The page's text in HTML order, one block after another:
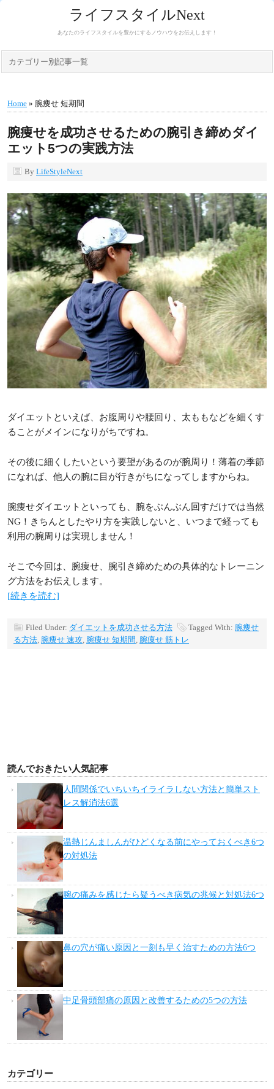
ライフスタイルNext
あなたのライフスタイルを豊かにするノウハウをお伝えします！
カテゴリー別記事一覧
Home » 腕痩せ 短期間
腕痩せを成功させるための腕引き締めダイ
エット5つの実践方法
By LifeStyleNext
ダイエットといえば、お腹周りや腰回り、太ももなどを細くす
ることがメインになりがちですね。
その後に細くしたいという要望があるのが腕周り！薄着の季節
になれば、他人の腕に目が行きがちになってしますからね。
腕痩せダイエットといっても、腕をぶんぶん回すだけでは当然
NG！きちんとしたやり方を実践しないと、いつまで経っても
利用の腕周りは実現しません！
そこで今回は、腕痩せ、腕引き締めための具体的なトレーニン
グ方法をお伝えします。
[続きを読む]
Filed Under: ダイエットを成功させる方法 Tagged With: 腕痩せ
る方法, 腕痩せ 速攻, 腕痩せ 短期間 , 腕痩せ 筋トレ
読んでおきたい人気記事
人間関係でいちいちイライラしない方法と簡単スト
レス解消法6選
温熱じんましんがひどくなる前にやっておくべき6つ
の対処法
腕の痛みを感じたら疑うべき病気の兆候と対処法6つ
鼻の穴が痛い原因と一刻も早く治すための方法6つ
中足骨頭部痛の原因と改善するための5つの方法
カテゴリー